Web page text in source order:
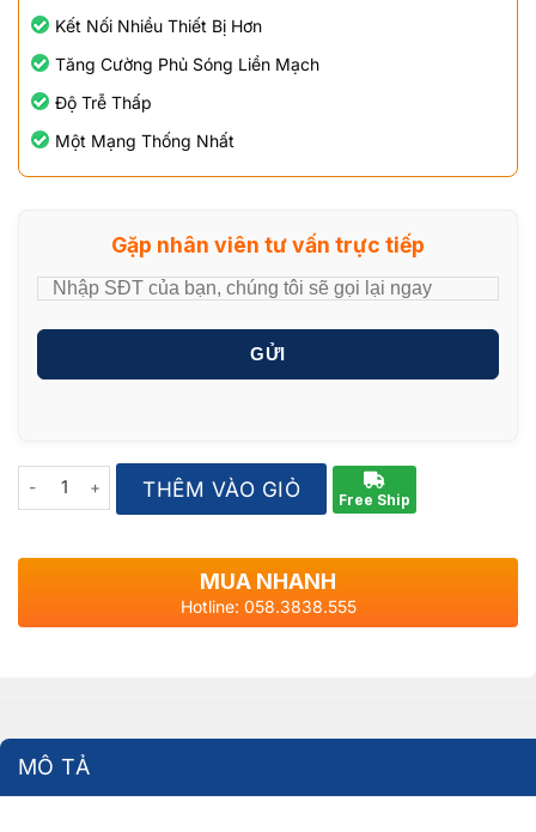
Kết Nối Nhiều Thiết Bị Hơn
Tăng Cường Phủ Sóng Liền Mạch
Độ Trễ Thấp
Một Mạng Thống Nhất
Gặp nhân viên tư vấn trực tiếp
GỬI
Quantity THÊM VÀO GIỎ Free Ship
MUA NHANH
Hotline: 058.3838.555
MÔ TẢ